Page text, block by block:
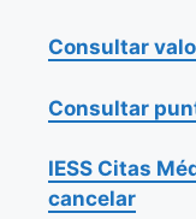
Consultar
Consultar
IESS Citas
cancelar